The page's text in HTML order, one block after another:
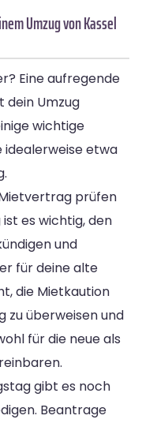
Umzug von Kassel
Eine aufregende
Umzug
wichtige
etwa
prüfen
es wichtig, den
und
für deine alte
die Mietkaution
zu überweisen und
für die neue als
gibt es noch
Beantrage